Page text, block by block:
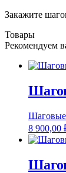
Закажите
Товары
Рекомендуем
Шаговые
8 900,00